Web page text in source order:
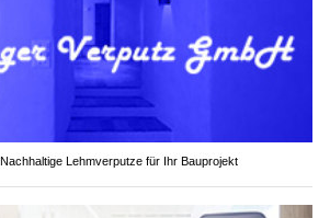
Lehmverputze für Ihr Bauprojekt